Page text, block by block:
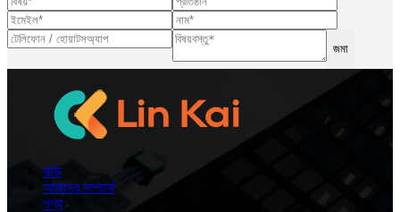
জমা
বাড়ি
আমাদের সম্পর্কে
পণ্য